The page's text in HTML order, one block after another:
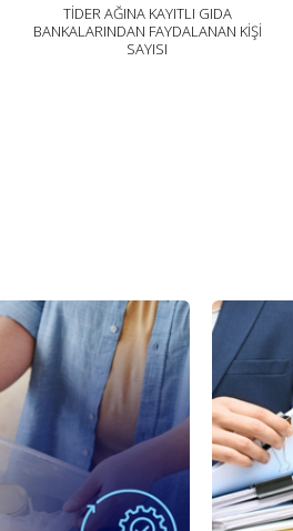
TİDER AĞINA KAYITLI GIDA
BANKALARINDAN FAYDALANAN KİŞİ
SAYISI